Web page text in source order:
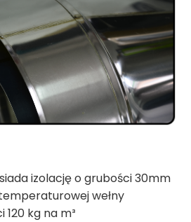
izolację o grubości 30mm
wełny
kg na m³